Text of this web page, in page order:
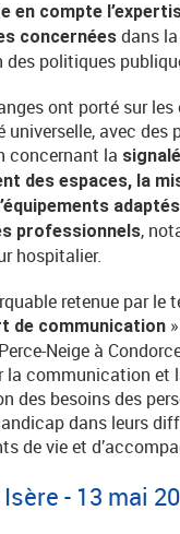
en compte
concernées dans
des politiques
ont porté sur les
universelle, avec des
concernant la
des espaces, la
professionnels,
hospitalier.
retenue par le
de communication
Neige à
la communication et
des besoins des
dans leurs
de vie et
- 13 mai